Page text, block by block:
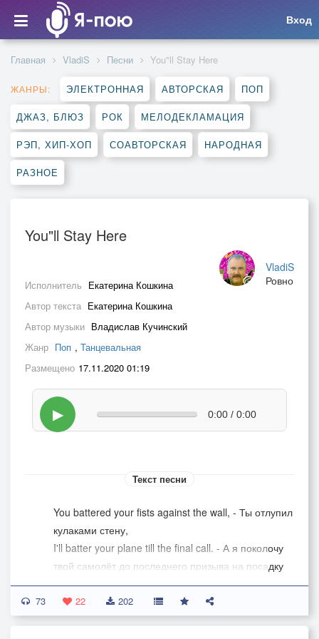
Вход
Главная VladiS Песни You"ll Stay Here
ЖАНРЫ: ЭЛЕКТРОННАЯ АВТОРСКАЯ ПОП
ДЖАЗ, БЛЮЗ РОК МЕЛОДЕКЛАМАЦИЯ
РЭП, ХИП-ХОП СОАВТОРСКАЯ НАРОДНАЯ
РАЗНОЕ
You"ll Stay Here
VladiS
Ровно
Исполнитель Екатерина Кошкина
Автор текста Екатерина Кошкина
Автор музыки Владислав Кучинский
Жанр Поп , Танцевальная
Размещено 17.11.2020 01:19
▶ 0:00 / 0:00
Текст песни
You battered your fists against the wall, - Ты отлупил
кулаками стену,
I'll batter your plane till the final call. - А я поколочу
твой самолёт до последнего призыва на посадку
And you'll stay here, - И ты останешься здесь,
And you'll stay here. - И ты останешься здесь.
You found so many reasons why - Ты нашёл так
73 22 202